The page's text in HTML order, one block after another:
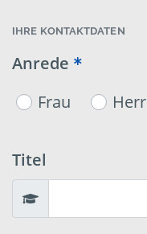
IHRE KONTAKTDATEN
Anrede
Frau
Herr
Titel